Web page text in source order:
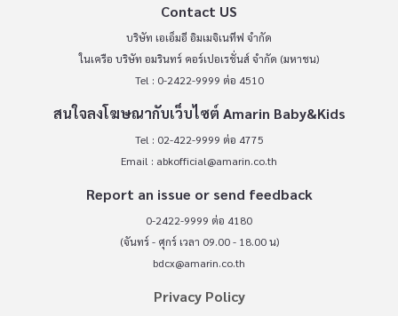
Contact US
บริษัท เอเอ็มอี อิมเมจิเนทีฟ จำกัด
ในเครือ บริษัท อมรินทร์ คอร์เปอเรชั่นส์ จำกัด (มหาชน)
Tel : 0-2422-9999 ต่อ 4510
สนใจลงโฆษณากับเว็บไซต์ Amarin Baby&Kids
Tel : 02-422-9999 ต่อ 4775
Email : abkofficial@amarin.co.th
Report an issue or send feedback
0-2422-9999 ต่อ 4180
(จันทร์ - ศุกร์ เวลา 09.00 - 18.00 น)
bdcx@amarin.co.th
Privacy Policy